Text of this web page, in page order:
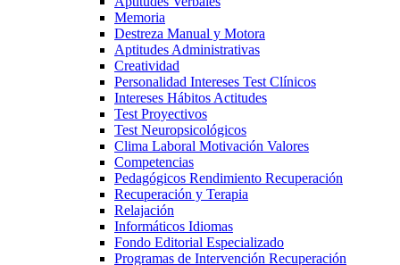
Memoria
Destreza Manual y Motora
Aptitudes Administrativas
Creatividad
Personalidad Intereses Test Clínicos
Intereses Hábitos Actitudes
Test Proyectivos
Test Neuropsicológicos
Clima Laboral Motivación Valores
Competencias
Pedagógicos Rendimiento Recuperación
Recuperación y Terapia
Relajación
Informáticos Idiomas
Fondo Editorial Especializado
Programas de Intervención Recuperación